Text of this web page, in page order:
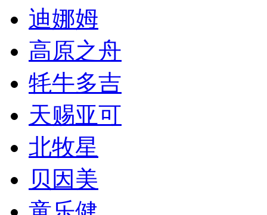
迪娜姆
高原之舟
牦牛多吉
天赐亚可
北牧星
贝因美